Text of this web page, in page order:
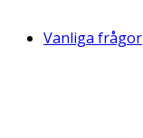
Vanliga frågor